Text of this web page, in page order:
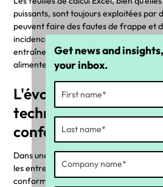
puissants, sont toujours exploitées par
peuvent faire des fautes de frappe et
incidence sur la précision des
entraîne un risque futur de sous-
alimenter le problème principal.
L'évolution des
technologie au
conformité
Dans une nouvelle ère d'application
les entreprises redéfinissent leur
conformité. La technologie est
Get news and
your inbox.